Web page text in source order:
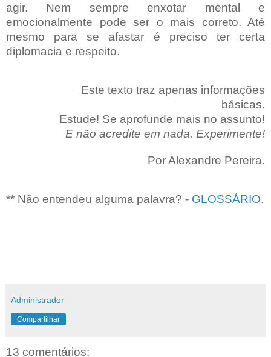
agir. Nem sempre enxotar mental e
emocionalmente pode ser o mais correto. Até
mesmo para se afastar é preciso ter certa
diplomacia e respeito.
Este texto traz apenas informações
básicas.
Estude! Se aprofunde mais no assunto!
E não acredite em nada. Experimente!
Por Alexandre Pereira.
** Não entendeu alguma palavra? - GLOSSÁRIO.
Administrador
Compartilhar
13 comentários: